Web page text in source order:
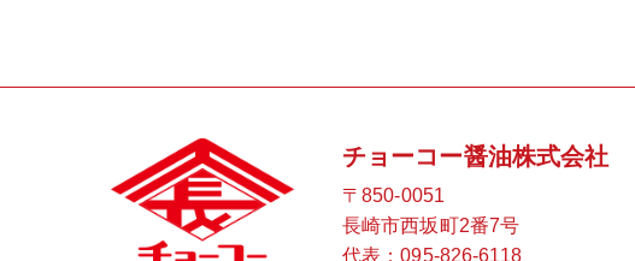
チョーコー醤油株式会社
〒850-0051
長崎市西坂町2番7号
代表：095-826-6118